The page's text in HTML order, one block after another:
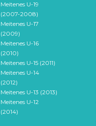
Meitenes U-19
(2007-2008)
Meitenes U-17
(2009)
Meitenes U-16
(2010)
Meitenes U-15 (2011)
Meitenes U-14
(2012)
Meitenes U-13 (2013)
Meitenes U-12
(2014)